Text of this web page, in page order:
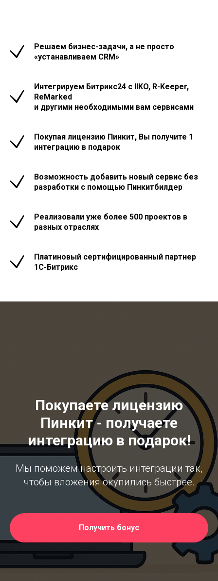
Решаем бизнес-задачи, а не просто
«устанавливаем CRM»
Интегрируем Битрикс24 с IIKO, R-Keeper,
ReMarked
и другими необходимыми вам сервисами
Покупая лицензию Пинкит, Вы получите 1
интеграцию в подарок
Возможность добавить новый сервис без
разработки с помощью Пинкитбилдер
Реализовали уже более 500 проектов в
разных отраслях
Платиновый сертифицированный партнер
1С-Битрикс
Покупаете лицензию
Пинкит - получаете
интеграцию в подарок!
Мы поможем настроить интеграции так,
чтобы вложения окупились быстрее.
Получить бонус